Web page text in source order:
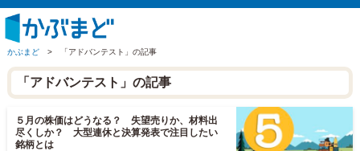
かぶまど > 「アドバンテスト」の記事
「アドバンテスト」の記事
５月の株価はどうなる？ 失望売りか、材料出
尽くしか？ 大型連休と決算発表で注目したい
銘柄とは